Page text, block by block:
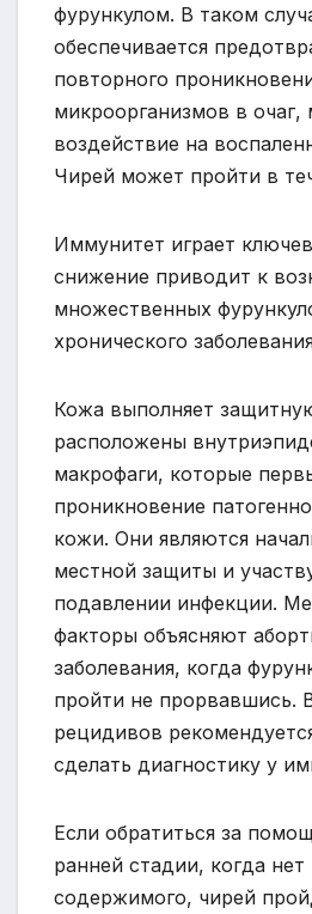
фурункулом. В таком
обеспечивается
повторного
микроорганизмов в очаг,
воздействие на
Чирей может пройти в
Иммунитет играет
снижение приводит к
множественных
хронического
Кожа выполняет
расположены
макрофаги, которые
проникновение
кожи. Они являются
местной защиты и
подавлении инфекции.
факторы объясняют
заболевания, когда
пройти не прорвавшись.
рецидивов
сделать диагностику у
Если обратиться за
ранней стадии, когда нет
содержимого, чирей